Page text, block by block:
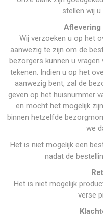
stellen wij
Aflevering
Wij verzoeken u op het
aanwezig te zijn om de
bezorgers kunnen u
tekenen. Indien u op het
aanwezig bent, zal de
geven op het huisnummer
en mocht het mogelijk
binnen hetzelfde
we
Het is niet mogelijk een
nadat de
Het is niet mogelijk
verse